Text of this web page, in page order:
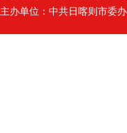
主办单位：中共日喀则市委